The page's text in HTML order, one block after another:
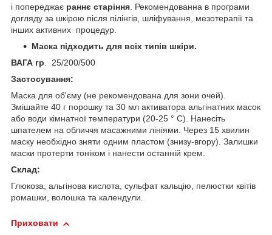
і попереджає раннє старіння. Рекомендованна в програми
догляду за шкірою після пілінгів, шліфування, мезотерапії та
інших активних процедур.
Маска підходить для всіх типів шкіри.
ВАГА гр. 25/200/500
Застосування:
Маска для об'єму (не рекомендована для зони очей).
Змішайте 40 г порошку та 30 мл активатора альгінатних масок
або води кімнатної температури (20-25 ° С). Нанесіть
шпателем на обличчя масажними лініями. Через 15 хвилин
маску необхідно зняти одним пластом (знизу-вгору). Залишки
маски протерти тоніком і нанести останній крем.
Склад:
Глюкоза, альгінова кислота, сульфат кальцію, пелюстки квітів
ромашки, волошка та календули.
Приховати